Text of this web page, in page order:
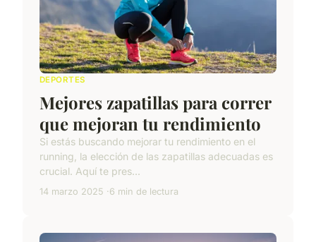
DEPORTES
Mejores zapatillas para correr
que mejoran tu rendimiento
Si estás buscando mejorar tu rendimiento en el
running, la elección de las zapatillas adecuadas es
crucial. Aquí te pres...
14 marzo 2025 6 min de lectura